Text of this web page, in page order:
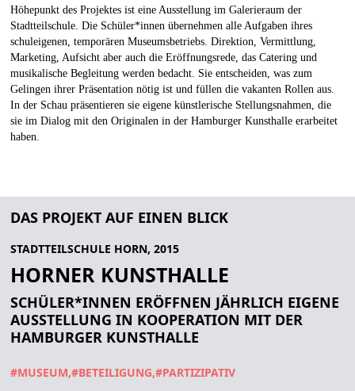
Höhepunkt des Projektes ist eine Ausstellung im Galerieraum der
Stadtteilschule. Die Schüler*innen übernehmen alle Aufgaben ihres
schuleigenen, temporären Museumsbetriebs. Direktion, Vermittlung,
Marketing, Aufsicht aber auch die Eröffnungsrede, das Catering und
musikalische Begleitung werden bedacht. Sie entscheiden, was zum
Gelingen ihrer Präsentation nötig ist und füllen die vakanten Rollen aus.
In der Schau präsentieren sie eigene künstlerische Stellungsnahmen, die
sie im Dialog mit den Originalen in der Hamburger Kunsthalle erarbeitet
haben.
DAS PROJEKT AUF EINEN BLICK
STADTTEILSCHULE HORN, 2015
HORNER KUNSTHALLE
SCHÜLER*INNEN ERÖFFNEN JÄHRLICH EIGENE
AUSSTELLUNG IN KOOPERATION MIT DER
HAMBURGER KUNSTHALLE
#MUSEUM #BETEILIGUNG #PARTIZIPATIV